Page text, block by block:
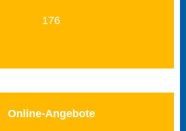
176
Online-Angebote